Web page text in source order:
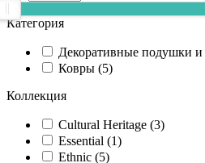
Категория
Декоративные подушки
Ковры (5)
Коллекция
Cultural Heritage (3)
Essential (1)
Ethnic (5)